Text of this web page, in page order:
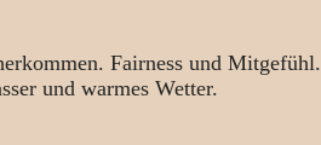
Fairness und Mitgefühl.
und warmes Wetter.